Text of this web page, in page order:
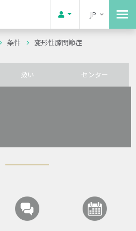
JP
条件 変形性膝関節症
扱い センター